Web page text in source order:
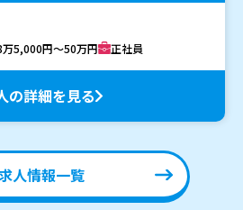
万5,000円～50万円 正社員
の詳細を見る
人情報一覧